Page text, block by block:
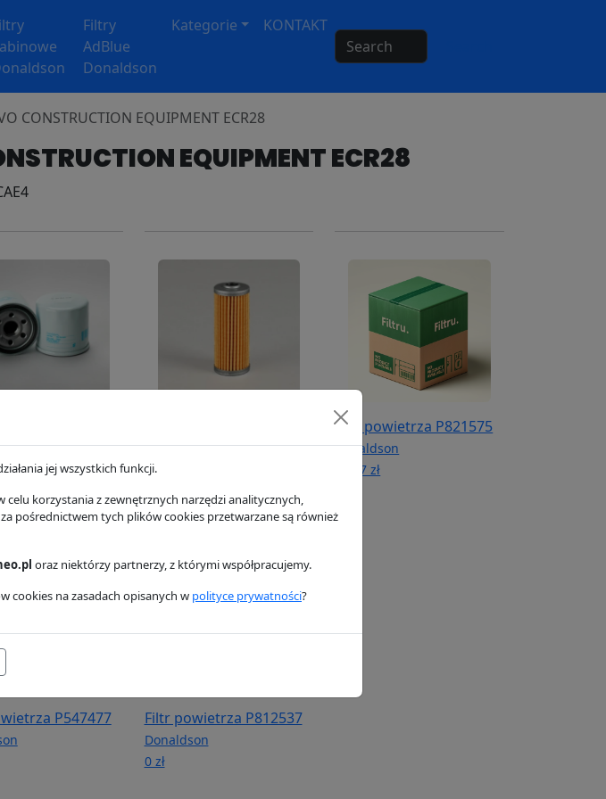
Filtry
AdBlue
Donaldson
Kategorie
KONTAKT
CONSTRUCTION EQUIPMENT ECR28
EQUIPMENT ECR28
Donaldson
19.04 zł
Filtr powietrza P821575
Donaldson
87.67 zł
P547477 Filtr powietrza P812537
Donaldson
0 zł
jej wszystkich funkcji.
korzystania z zewnętrznych narzędzi analitycznych,
pośrednictwem tych plików cookies przetwarzane są również
oraz niektórzy partnerzy, z którymi współpracujemy.
cookies na zasadach opisanych w polityce prywatności?